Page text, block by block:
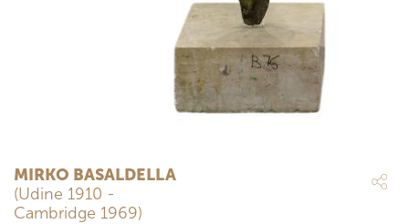
MIRKO BASALDELLA
(Udine 1910 -
Cambridge 1969)